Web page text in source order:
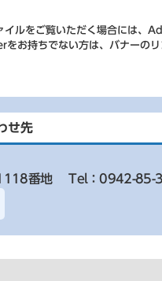
イルをご覧いただく場合には、
お持ちでない方は、バナーの
せ先
番地
Tel：0942-85-